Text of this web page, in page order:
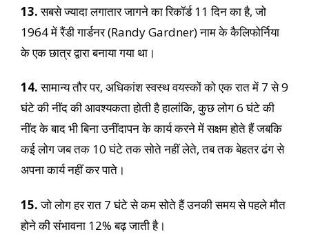
13.सबसे ज्यादा लगातार जागने का रिकॉर्ड 11 दिन का है, जो
1964 में रैंडी गार्डनर (Randy Gardner) नाम के कैलिफोर्निया
के एक छात्र द्वारा बनाया गया था।
14.सामान्य तौर पर, अधिकांश स्वस्थ वयस्कों को एक रात में 7 से 9
घंटे की नींद की आवश्यकता होती है हालांकि, कुछ लोग 6 घंटे की
नींद के बाद भी बिना उनींदापन के कार्य करने में सक्षम होते हैं जबकि
कई लोग जब तक 10 घंटे तक सोते नहीं लेते, तब तक बेहतर ढंग से
अपना कार्य नहीं कर पाते।
15.जो लोग हर रात 7 घंटे से कम सोते हैं उनकी समय से पहले मौत
होने की संभावना 12% बढ़ जाती है।